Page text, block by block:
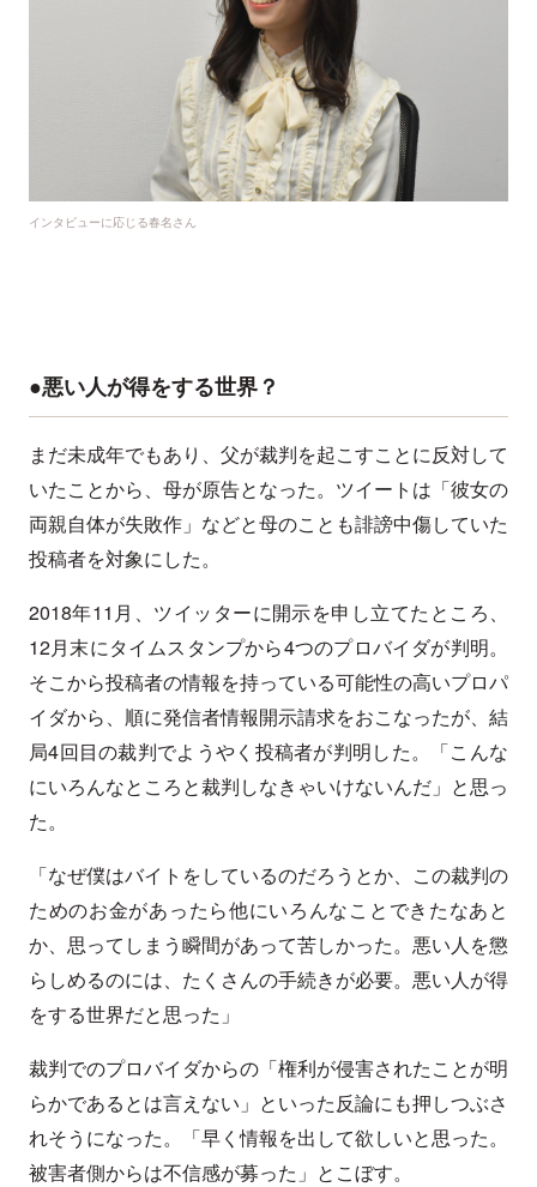
インタビューに応じる春名さん
●悪い人が得をする世界？
まだ未成年でもあり、父が裁判を起こすことに反対して
いたことから、母が原告となった。ツイートは「彼女の
両親自体が失敗作」などと母のことも誹謗中傷していた
投稿者を対象にした。
2018年11月、ツイッターに開示を申し立てたところ、
12月末にタイムスタンプから4つのプロバイダが判明。
そこから投稿者の情報を持っている可能性の高いプロパ
イダから、順に発信者情報開示請求をおこなったが、結
局4回目の裁判でようやく投稿者が判明した。「こんな
にいろんなところと裁判しなきゃいけないんだ」と思っ
た。
「なぜ僕はバイトをしているのだろうとか、この裁判の
ためのお金があったら他にいろんなことできたなあと
か、思ってしまう瞬間があって苦しかった。悪い人を懲
らしめるのには、たくさんの手続きが必要。悪い人が得
をする世界だと思った」
裁判でのプロバイダからの「権利が侵害されたことが明
らかであるとは言えない」といった反論にも押しつぶさ
れそうになった。「早く情報を出して欲しいと思った。
被害者側からは不信感が募った」とこぼす。